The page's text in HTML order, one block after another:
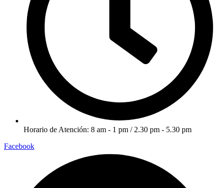
Horario de Atención: 8 am - 1 pm / 2.30 pm - 5.30 pm
Facebook